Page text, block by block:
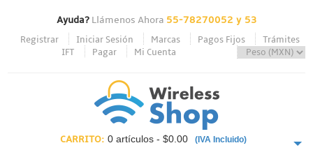
Ayuda?Llámenos Ahora 55-78270052 y 53
Registrar Iniciar Sesión Marcas Pagos Fijos
Trámites
IFT
Pagar Mi Cuenta
CARRITO: 0 artículos - $0.00 (IVA Incluido)